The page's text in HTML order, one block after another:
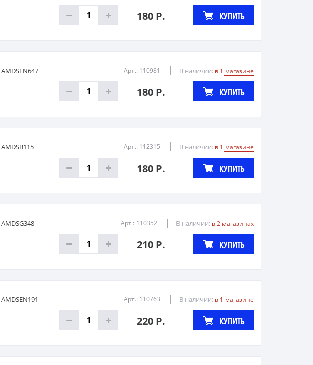
180 Р. КУПИТЬ
AMDSEN647 Арт.: 110981 В наличии: в 1 магазине
180 Р. КУПИТЬ
AMDSB115 Арт.: 112315 В наличии: в 1 магазине
180 Р. КУПИТЬ
AMDSG348 Арт.: 110352 В наличии: в 2 магазинах
210 Р. КУПИТЬ
AMDSEN191 Арт.: 110763 В наличии: в 1 магазине
220 Р. КУПИТЬ